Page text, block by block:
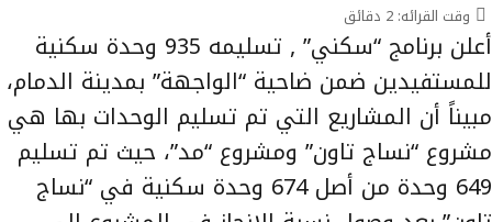
وقت القرائه: 2 دقائق
أعلن برنامج “سكني” , تسليمه 935 وحدة سكنية
للمستفيدين ضمن ضاحية “الواجهة” بمدينة الدمام،
مبيناً أن المشاريع التي تم تسليم الوحدات بها هي
مشروع “نساج تاون” ومشروع “مد”، حيث تم تسليم
649 وحدة من أصل 674 وحدة سكنية في “نساج